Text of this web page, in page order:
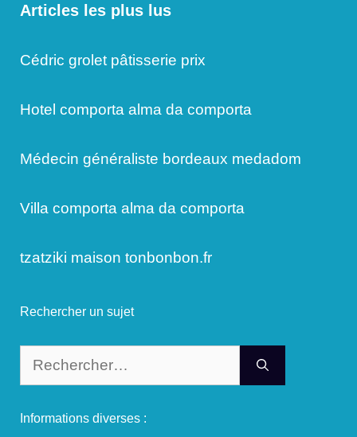
Articles les plus lus
Cédric grolet pâtisserie prix
Hotel comporta alma da comporta
Médecin généraliste bordeaux medadom
Villa comporta alma da comporta
tzatziki maison tonbonbon.fr
Rechercher un sujet
Rechercher :
Informations diverses :